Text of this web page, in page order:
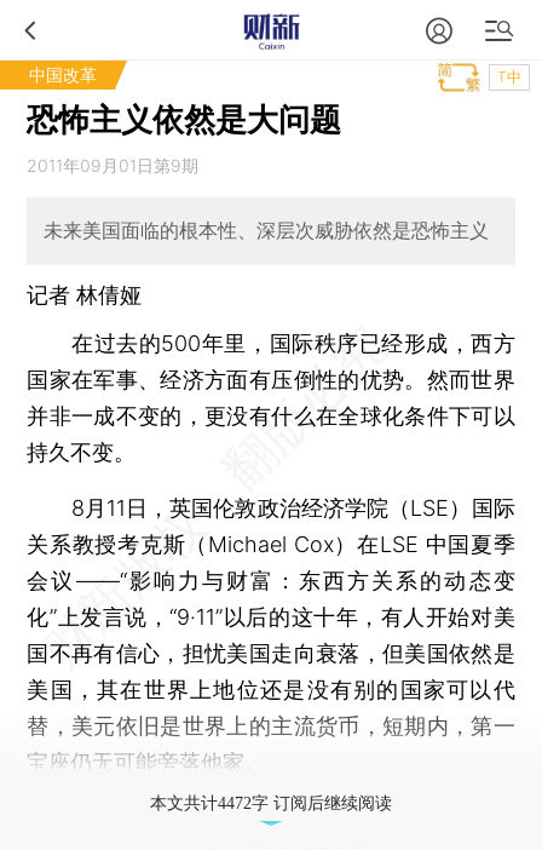
中国改革 T中
恐怖主义依然是大问题
2011年09月01日第9期
未来美国面临的根本性、深层次威胁依然是恐怖主义
记者 林倩娅
在过去的500年里，国际秩序已经形成，西方
国家在军事、经济方面有压倒性的优势。然而世界
并非一成不变的，更没有什么在全球化条件下可以
持久不变。
8月11日，英国伦敦政治经济学院（LSE）国际
关系教授考克斯（Michael Cox）在LSE 中国夏季
会议——“影响力与财富：东西方关系的动态变
化”上发言说，“9·11”以后的这十年，有人开始对美
国不再有信心，担忧美国走向衰落，但美国依然是
美国，其在世界上地位还是没有别的国家可以代
替，美元依旧是世界上的主流货币，短期内，第一
宝座仍无可能旁落他家。
本文共计4472字 订阅后继续阅读